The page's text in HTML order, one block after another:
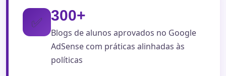
✅ 300+
Blogs de alunos aprovados no Google
AdSense com práticas alinhadas às
políticas